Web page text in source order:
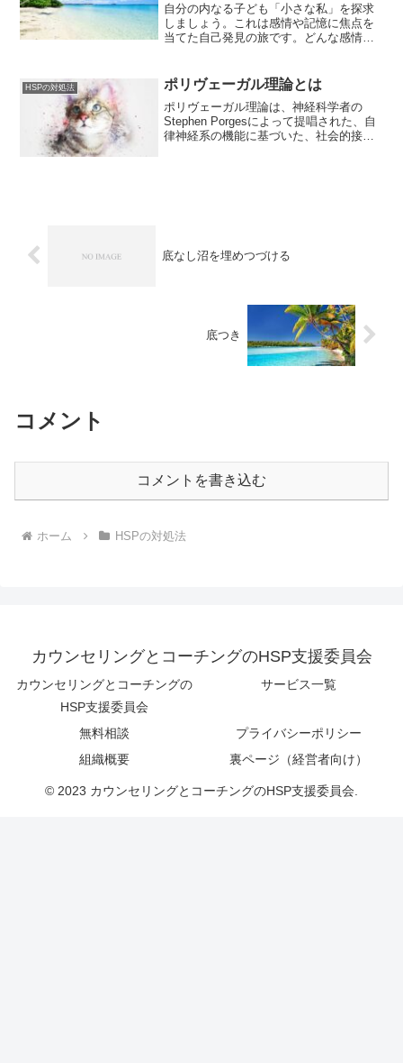
自分の内なる子ども「小さな私」を探求
しましょう。これは感情や記憶に焦点を
当てた自己発見の旅です。どんな感情を
を描いたり写真を使ったりして、過去の
自己と対話する方法です。
HSPの対処法 ポリヴェーガル理論とは
ポリヴェーガル理論は、神経科学者の
Stephen Porgesによって提唱された、自
律神経系の機能に基づいた、社会的接続
底なし沼を埋めつづける
底つき
コメント
コメントを書き込む
ホーム HSPの対処法
カウンセリングとコーチングのHSP支援委員会
カウンセリングとコーチングの
HSP支援委員会
サービス一覧
無料相談
プライバシーポリシー
組織概要
裏ページ（経営者向け）
© 2023 カウンセリングとコーチングのHSP支援委員会.